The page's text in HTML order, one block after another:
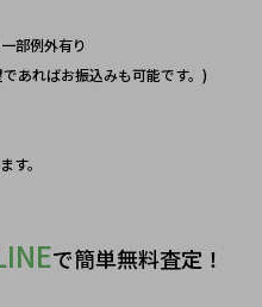
部例外有り
あればお振込みも可能です。)
す。
で簡単無料査定！